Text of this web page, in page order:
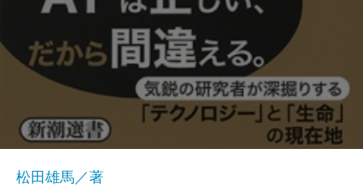
松田雄馬／著